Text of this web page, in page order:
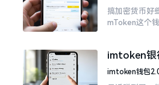
搞加密货币好
mToken这个
我也疑惑过一
imtoken银
这几个法
imtoken钱包